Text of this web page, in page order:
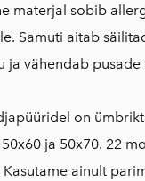
materjal sobib
Samuti aitab
ja vähendab pusade
on
50x60 ja 50x70. 22
ainult